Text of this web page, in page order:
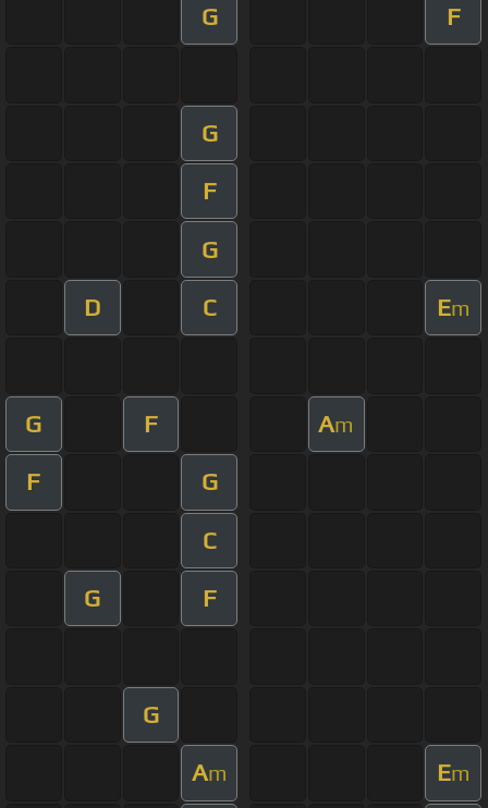
G F
G
F
G
D C Em
G F Am
F G
C
G F
G
Am Em